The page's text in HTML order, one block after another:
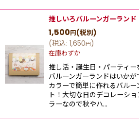
推しいろバルーンガーラン
1,500円(税別)
(税込: 1,650円)
在庫わずか
推し活・誕生日・パーティ
バルーンガーランドはいか
カラーで簡単に作れるバル
ト！大切な日のデコレーシ
ラーなので秋やハ…